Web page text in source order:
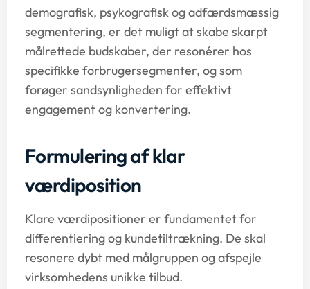
demografisk, psykografisk og adfærdsmæssig
segmentering, er det muligt at skabe skarpt
målrettede budskaber, der resonérer hos
specifikke forbrugersegmenter, og som
forøger sandsynligheden for effektivt
engagement og konvertering.
Formulering af klar
værdiposition
Klare værdipositioner er fundamentet for
differentiering og kundetiltrækning. De skal
resonere dybt med målgruppen og afspejle
virksomhedens unikke tilbud.